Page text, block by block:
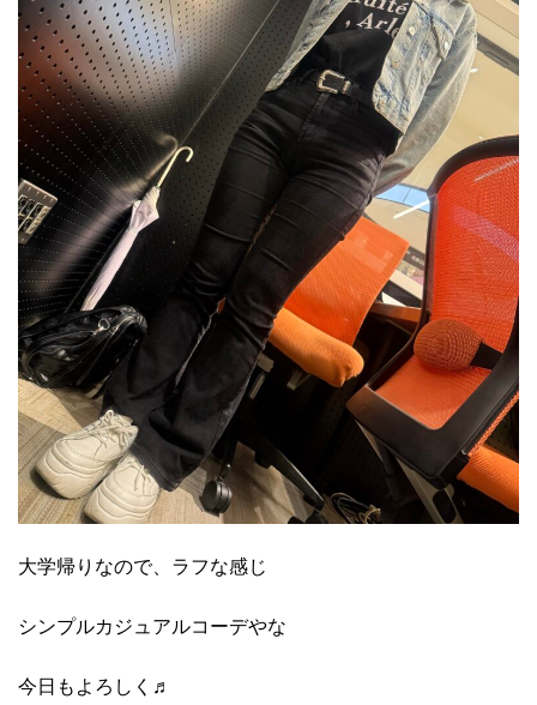
大学帰りなので、ラフな感じ
シンプルカジュアルコーデやな
今日もよろしく♬